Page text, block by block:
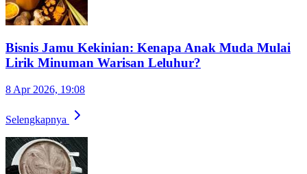
Bisnis Jamu Kekinian: Kenapa Anak Muda Mulai
Lirik Minuman Warisan Leluhur?
8 Apr 2026, 19:08
Selengkapnya